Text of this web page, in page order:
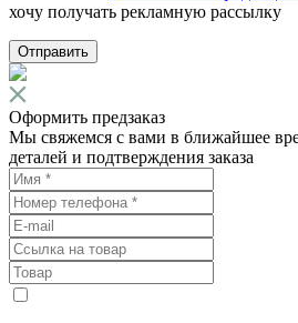
хочу получать рекламную рассылку
Отправить
Оформить предзаказ
Мы свяжемся с вами в ближайшее
деталей и подтверждения заказа